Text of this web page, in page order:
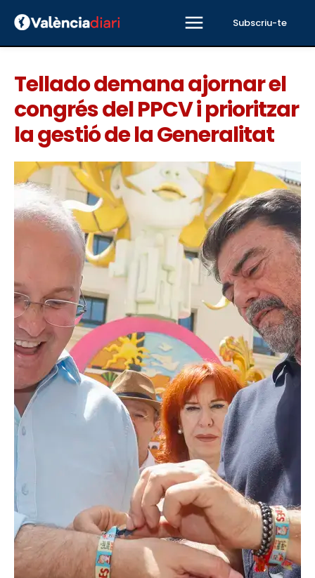
Subscriu-te
Tellado demana ajornar el
congrés del PPCV i prioritzar
la gestió de la Generalitat